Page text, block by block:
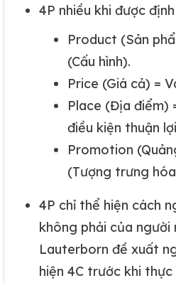
4P nhiều khi được
Product (Sản
(Cấu hình).
Price (Giá cả) =
Place (Địa điểm)
điều kiện thuận
Promotion
(Tượng trưng
4P chỉ thể hiện cách
không phải của người
Lauterborn đề xuất
hiện 4C trước khi thực